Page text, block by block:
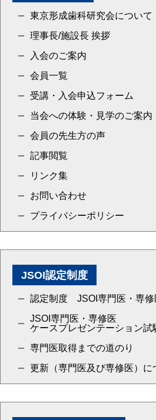
東京形成歯科研究会について
理事長/施設長 挨拶
入会のご案内
会員一覧
受講・入会申込フォーム
当会への体験・見学のご案内
会員の先生方の声
記事閲覧
リンク集
お問い合わせ
プライバシーポリシー
JSOI認定制度
認定制度 JSOI専門医・専修
JSOI専門医・専修医
ケースプレゼンテーション試
専門医取得までの道のり
更新（専門医及び専修医）に